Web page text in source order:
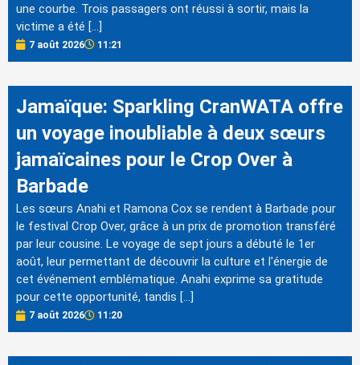
une courbe. Trois passagers ont réussi à sortir, mais la
victime a été […]
7 août 2026 11:21
Jamaïque: Sparkling CranWATA offre
un voyage inoubliable à deux sœurs
jamaïcaines pour le Crop Over à
Barbade
Les sœurs Anahi et Ramona Cox se rendent à Barbade pour
le festival Crop Over, grâce à un prix de promotion transféré
par leur cousine. Le voyage de sept jours a débuté le 1er
août, leur permettant de découvrir la culture et l'énergie de
cet événement emblématique. Anahi exprime sa gratitude
pour cette opportunité, tandis […]
7 août 2026 11:20